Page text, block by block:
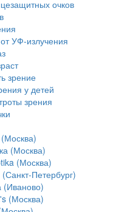
очков
УФ-излучения
зрение
у детей
зрения
(Москва)
(Москва)
Петербург)
(Иваново)
(Москва)